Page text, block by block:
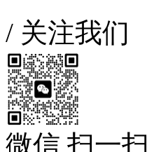
/ 关注我们
微信 扫一扫